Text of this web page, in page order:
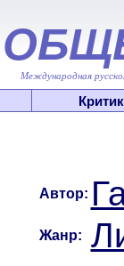
Международная
Автор:
Жанр: